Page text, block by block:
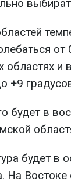
от
областях и
+9
будет в
будет в
На